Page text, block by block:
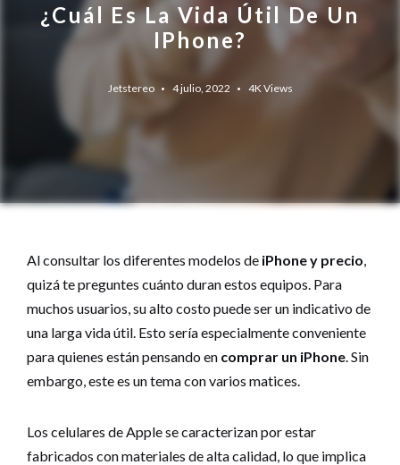
¿Cuál Es La Vida Útil De Un
IPhone?
Jetstereo 4 julio, 2022 4K Views
Al consultar los diferentes modelos de iPhone y precio,
quizá te preguntes cuánto duran estos equipos. Para
muchos usuarios, su alto costo puede ser un indicativo de
una larga vida útil. Esto sería especialmente conveniente
para quienes están pensando en comprar un iPhone. Sin
embargo, este es un tema con varios matices.
Los celulares de Apple se caracterizan por estar
fabricados con materiales de alta calidad, lo que implica